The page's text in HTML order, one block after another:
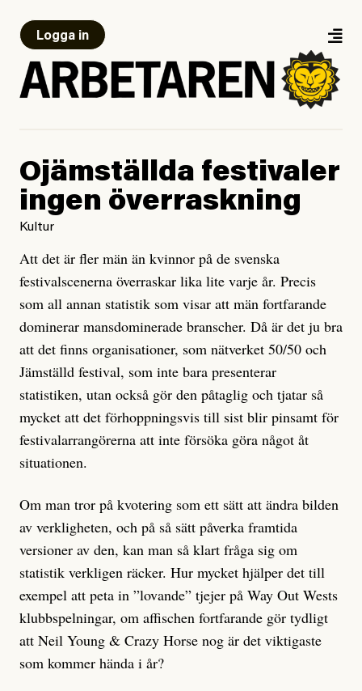
Logga in
Ojämställda festivaler
ingen överraskning
Kultur
Att det är fler män än kvinnor på de svenska
festivalscenerna överraskar lika lite varje år. Precis
som all annan statistik som visar att män fortfarande
dominerar mansdominerade branscher. Då är det ju bra
att det finns organisationer, som nätverket 50/50 och
Jämställd festival, som inte bara presenterar
statistiken, utan också gör den påtaglig och tjatar så
mycket att det förhoppningsvis till sist blir pinsamt för
festivalarrangörerna att inte försöka göra något åt
situationen.
Om man tror på kvotering som ett sätt att ändra bilden
av verkligheten, och på så sätt påverka framtida
versioner av den, kan man så klart fråga sig om
statistik verkligen räcker. Hur mycket hjälper det till
exempel att peta in ”lovande” tjejer på Way Out Wests
klubbspelningar, om affischen fortfarande gör tydligt
att Neil Young & Crazy Horse nog är det viktigaste
som kommer hända i år?